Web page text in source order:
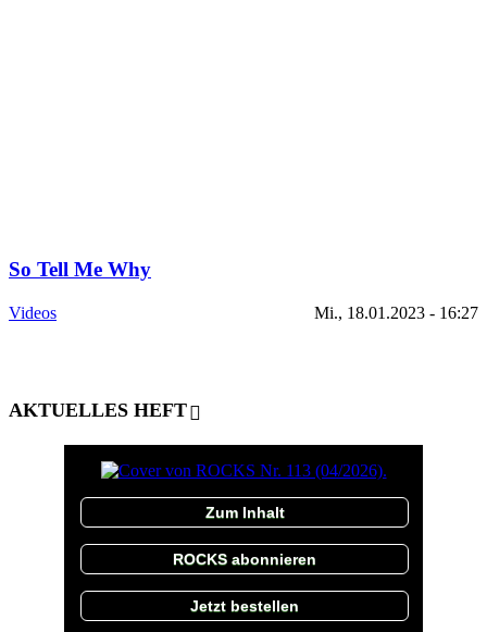
So Tell Me Why
Videos Mi., 18.01.2023 - 16:27
AKTUELLES HEFT
Zum Inhalt
ROCKS abonnieren
Jetzt bestellen